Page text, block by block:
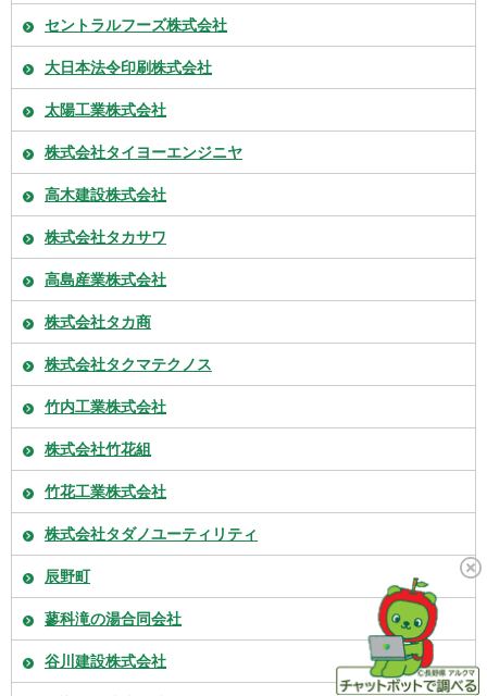
セントラルフーズ株式会社
大日本法令印刷株式会社
太陽工業株式会社
株式会社タイヨーエンジニヤ
高木建設株式会社
株式会社タカサワ
高島産業株式会社
株式会社タカ商
株式会社タクマテクノス
竹内工業株式会社
株式会社竹花組
竹花工業株式会社
株式会社タダノユーティリティ
辰野町
蓼科滝の湯合同会社
谷川建設株式会社